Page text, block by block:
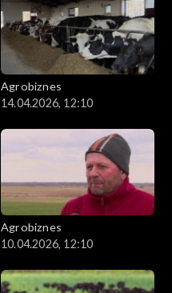
Agrobiznes
14.04.2026, 12:10
Agrobiznes
10.04.2026, 12:10